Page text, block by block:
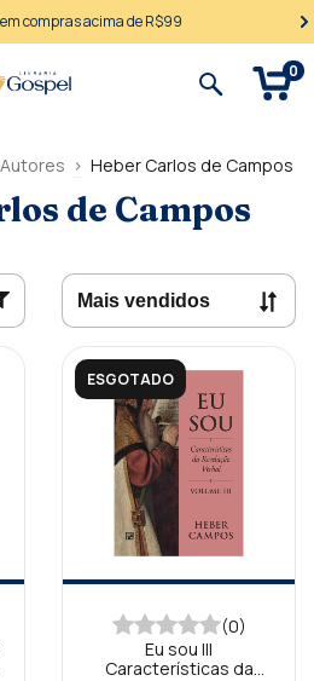
compras acima de R$99
0
> Heber Carlos de Campos
de Campos
ESGOTADO
(0)
Eu sou III
Características da